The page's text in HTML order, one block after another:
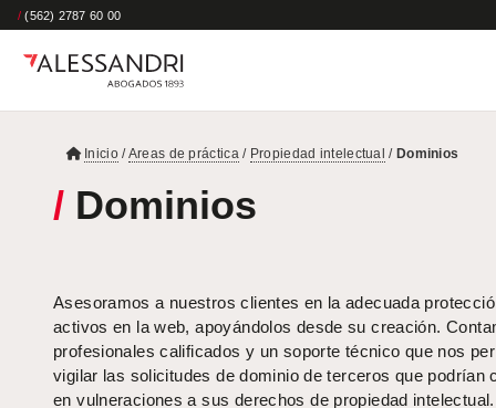
/ (562) 2787 60 00
Inicio/Areas de práctica/ Propiedad intelectual / Dominios
/ Dominios
Asesoramos a nuestros clientes en la adecuada
activos en la web, apoyándolos desde su creación.
profesionales calificados y un soporte técnico que nos
vigilar las solicitudes de dominio de terceros que podrían
en vulneraciones a sus derechos de propiedad intelectual.